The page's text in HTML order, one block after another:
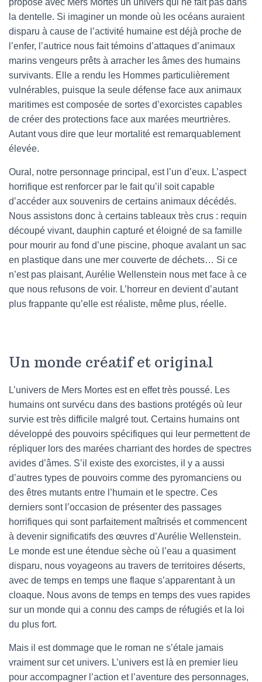
propose avec Mers Mortes un univers qui ne fait pas dans
la dentelle. Si imaginer un monde où les océans auraient
disparu à cause de l’activité humaine est déjà proche de
l’enfer, l’autrice nous fait témoins d’attaques d’animaux
marins vengeurs prêts à arracher les âmes des humains
survivants. Elle a rendu les Hommes particulièrement
vulnérables, puisque la seule défense face aux animaux
maritimes est composée de sortes d’exorcistes capables
de créer des protections face aux marées meurtrières.
Autant vous dire que leur mortalité est remarquablement
élevée.
Oural, notre personnage principal, est l’un d’eux. L’aspect
horrifique est renforcer par le fait qu’il soit capable
d’accéder aux souvenirs de certains animaux décédés.
Nous assistons donc à certains tableaux très crus : requin
découpé vivant, dauphin capturé et éloigné de sa famille
pour mourir au fond d’une piscine, phoque avalant un sac
en plastique dans une mer couverte de déchets… Si ce
n’est pas plaisant, Aurélie Wellenstein nous met face à ce
que nous refusons de voir. L’horreur en devient d’autant
plus frappante qu’elle est réaliste, même plus, réelle.
Un monde créatif et original
L’univers de Mers Mortes est en effet très poussé. Les
humains ont survécu dans des bastions protégés où leur
survie est très difficile malgré tout. Certains humains ont
développé des pouvoirs spécifiques qui leur permettent de
répliquer lors des marées charriant des hordes de spectres
avides d’âmes. S’il existe des exorcistes, il y a aussi
d’autres types de pouvoirs comme des pyromanciens ou
des êtres mutants entre l’humain et le spectre. Ces
derniers sont l’occasion de présenter des passages
horrifiques qui sont parfaitement maîtrisés et commencent
à devenir significatifs des œuvres d’Aurélie Wellenstein.
Le monde est une étendue sèche où l’eau a quasiment
disparu, nous voyageons au travers de territoires déserts,
avec de temps en temps une flaque s’apparentant à un
cloaque. Nous avons de temps en temps des vues rapides
sur un monde qui a connu des camps de réfugiés et la loi
du plus fort.
Mais il est dommage que le roman ne s’étale jamais
vraiment sur cet univers. L’univers est là en premier lieu
pour accompagner l’action et l’aventure des personnages,